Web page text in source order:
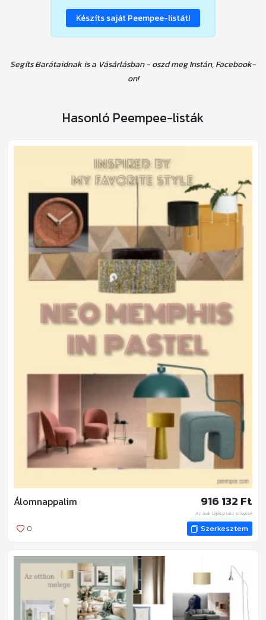
Készíts saját Peempee-listát!
Segíts Barátaidnak is a Vásárlásban - oszd meg Instán, Facebook-
on!
Hasonló Peempee-listák
Álomnappalim 916 132 Ft
Az árak tájékoztató jellegűek
0 Szerkesztem